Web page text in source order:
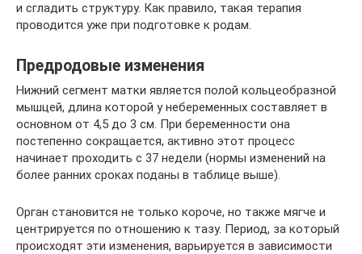
и сгладить структуру. Как правило, такая терапия
проводится уже при подготовке к родам.
Предродовые изменения
Нижний сегмент матки является полой кольцеобразной
мышцей, длина которой у небеременных составляет в
основном от 4,5 до 3 см. При беременности она
постепенно сокращается, активно этот процесс
начинает проходить с 37 недели (нормы изменений на
более ранних сроках поданы в таблице выше).
Орган становится не только короче, но также мягче и
центрируется по отношению к тазу. Период, за который
происходят эти изменения, варьируется в зависимости